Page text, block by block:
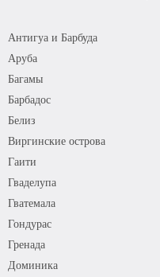
Антигуа и Барбуда
Аруба
Багамы
Барбадос
Белиз
Виргинские острова
Гаити
Гваделупа
Гватемала
Гондурас
Гренада
Доминика